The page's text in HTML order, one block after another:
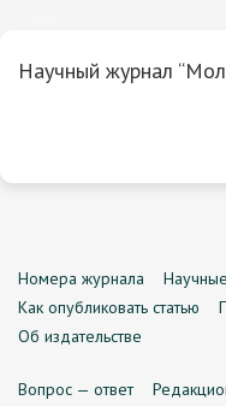
Научный журнал
Номера журнала
Как опубликовать статью
Об издательстве
Вопрос — ответ